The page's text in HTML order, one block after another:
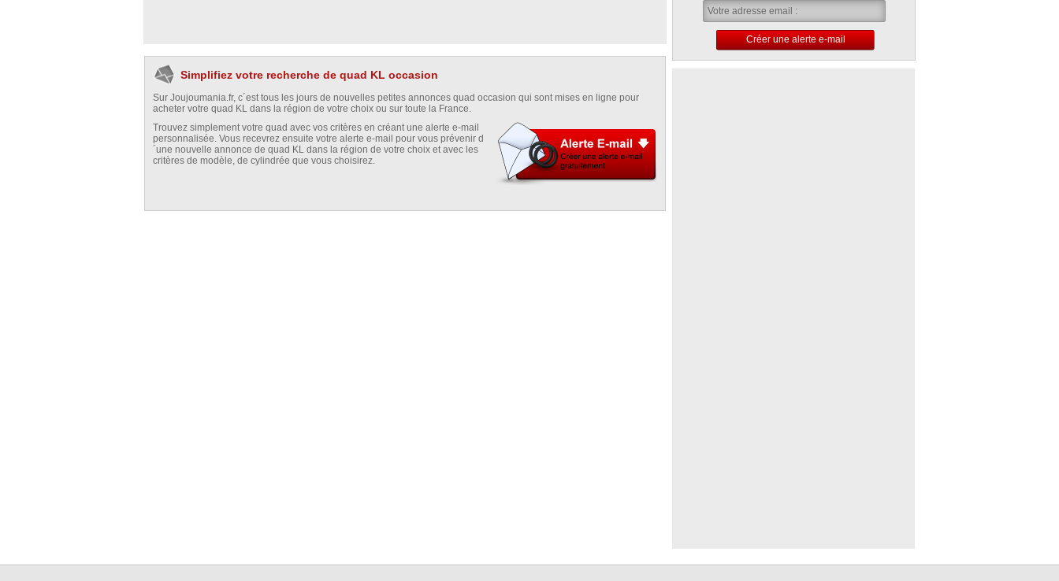
Simplifiez votre recherche de quad KL occasion
Sur Joujoumania.fr, c´est tous les jours de nouvelles petites annonces quad occasion qui sont mises en ligne pour
acheter votre quad KL dans la région de votre choix ou sur toute la France.
Trouvez simplement votre quad avec vos critères en créant une alerte e-mail
personnalisée. Vous recevrez ensuite votre alerte e-mail pour vous prévenir d
´une nouvelle annonce de quad KL dans la région de votre choix et avec les
critères de modèle, de cylindrée que vous choisirez.
Créer une alerte e-mail